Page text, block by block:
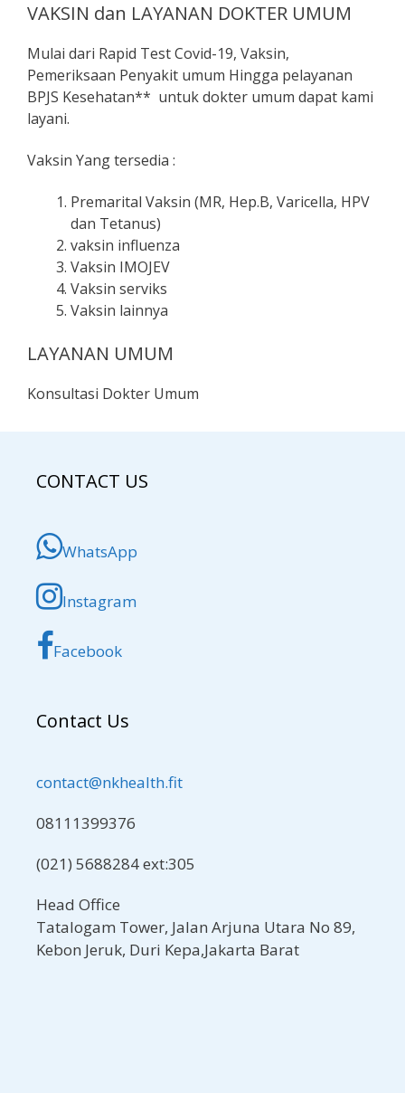
VAKSIN dan LAYANAN DOKTER UMUM
Mulai dari Rapid Test Covid-19, Vaksin,
Pemeriksaan Penyakit umum Hingga pelayanan
BPJS Kesehatan** untuk dokter umum dapat kami
layani.
Vaksin Yang tersedia :
Premarital Vaksin (MR, Hep.B, Varicella, HPV
dan Tetanus)
vaksin influenza
Vaksin IMOJEV
Vaksin serviks
Vaksin lainnya
LAYANAN UMUM
Konsultasi Dokter Umum
CONTACT US
WhatsApp
Instagram
Facebook
Contact Us
contact@nkhealth.fit
08111399376
(021) 5688284 ext:305
Head Office
Tatalogam Tower, Jalan Arjuna Utara No 89,
Kebon Jeruk, Duri Kepa,Jakarta Barat